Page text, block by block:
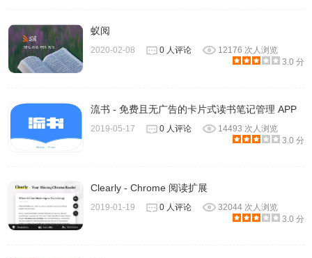
蚁阅
2020-02-08 0 人评论
12176 次人浏览
3.0 分
流书 - 免费且无广告的卡片式读书笔记管理 APP
2019-05-17 0 人评论
14493 次人浏览
3.0 分
Clearly - Chrome 阅读扩展
2019-01-19 0 人评论
32044 次人浏览
3.0 分